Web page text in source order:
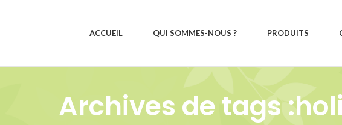
ACCUEIL QUI SOMMES-NOUS ? PRODUITS
Archives de tags